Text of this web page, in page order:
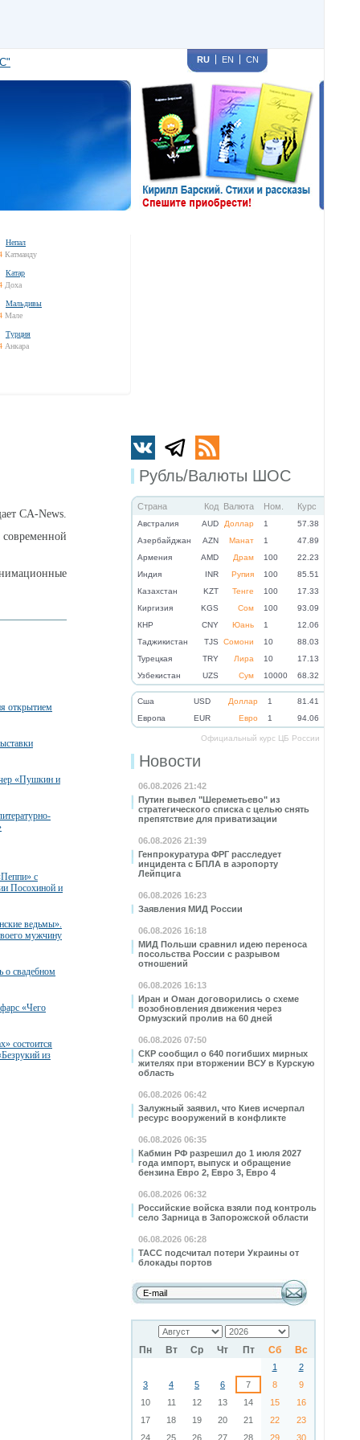
RU EN CN
Непал
Катманду
Катар
Доха
Мальдивы
Мале
Турция
Анкара
Рубль/Валюты ШОС
Страна Код Валюта Ном. Курс
Австралия AUD Доллар 1
57.38
Азербайджан
AZN Манат 1
47.89
Армения
AMD Драм 100
22.23
Индия
INR Рупия 100
85.51
Казахстан
KZT Тенге 100
17.33
Киргизия
KGS Сом 100
93.09
КНР
CNY Юань 1
12.06
Таджикистан
TJS Сомони 10
88.03
Турецкая
TRY Лира 10
17.13
Узбекистан
UZS Сум 10000 68.32
Cша USD Доллар 1
81.41
Eвропа
EUR Евро 1 94.06
Официальный курс ЦБ России
Новости
06.08.2026 21:42
Путин вывел "Шереметьево" из
стратегического списка с целью снять
препятствие для приватизации
06.08.2026 21:39
Генпрокуратура ФРГ расследует
инцидента с БПЛА в аэропорту
Лейпцига
06.08.2026 16:23
Заявления МИД России
06.08.2026 16:18
МИД Польши сравнил идею переноса
посольства России с разрывом
отношений
06.08.2026 16:13
Иран и Оман договорились о схеме
возобновления движения через
Ормузский пролив на 60 дней
06.08.2026 07:50
СКР сообщил о 640 погибших мирных
жителях при вторжении ВСУ в Курскую
область
06.08.2026 06:42
Залужный заявил, что Киев исчерпал
ресурс вооружений в конфликте
06.08.2026 06:35
Кабмин РФ разрешил до 1 июля 2027
года импорт, выпуск и обращение
бензина Евро 2, Евро 3, Евро 4
06.08.2026 06:32
Российские войска взяли под контроль
село Зарница в Запорожской области
06.08.2026 06:28
ТАСС подсчитал потери Украины от
блокады портов
Пн Вт Ср Чт Пт Сб Вс
1
2
3
4 5 6 7 8
9
10
11 12 13 14 15
16
17
18 19 20 21 22
23
24
25 26 27 28 29 30
CA-News.
современной
открытием
«Пушкин и
с
Посохиной и
ведьмы».
мужчину
о свадебном
«Чего
состоится
из